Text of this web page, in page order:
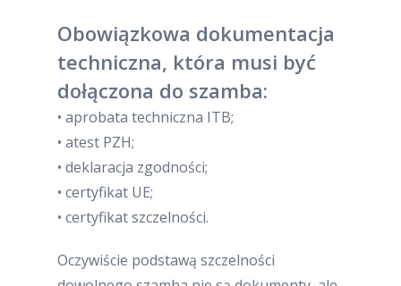
Obowiązkowa dokumentacja
techniczna, która musi być
dołączona do szamba:
• aprobata techniczna ITB;
• atest PZH;
• deklaracja zgodności;
• certyfikat UE;
• certyfikat szczelności.
Oczywiście podstawą szczelności